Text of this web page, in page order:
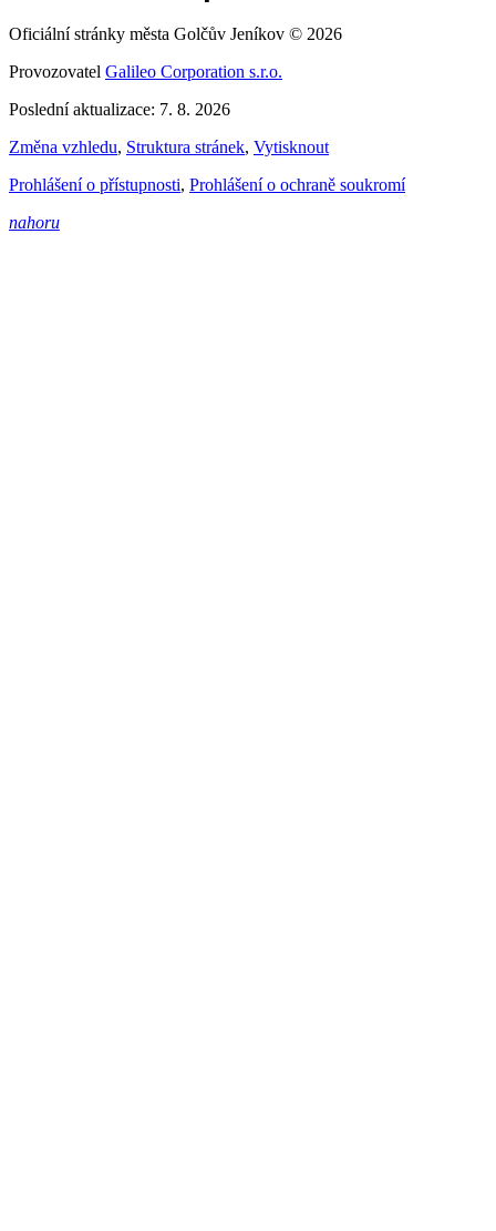
Oficiální stránky města Golčův Jeníkov © 2026
Provozovatel Galileo Corporation s.r.o.
Poslední aktualizace: 7. 8. 2026
Změna vzhledu, Struktura stránek, Vytisknout
Prohlášení o přístupnosti, Prohlášení o ochraně soukromí
nahoru